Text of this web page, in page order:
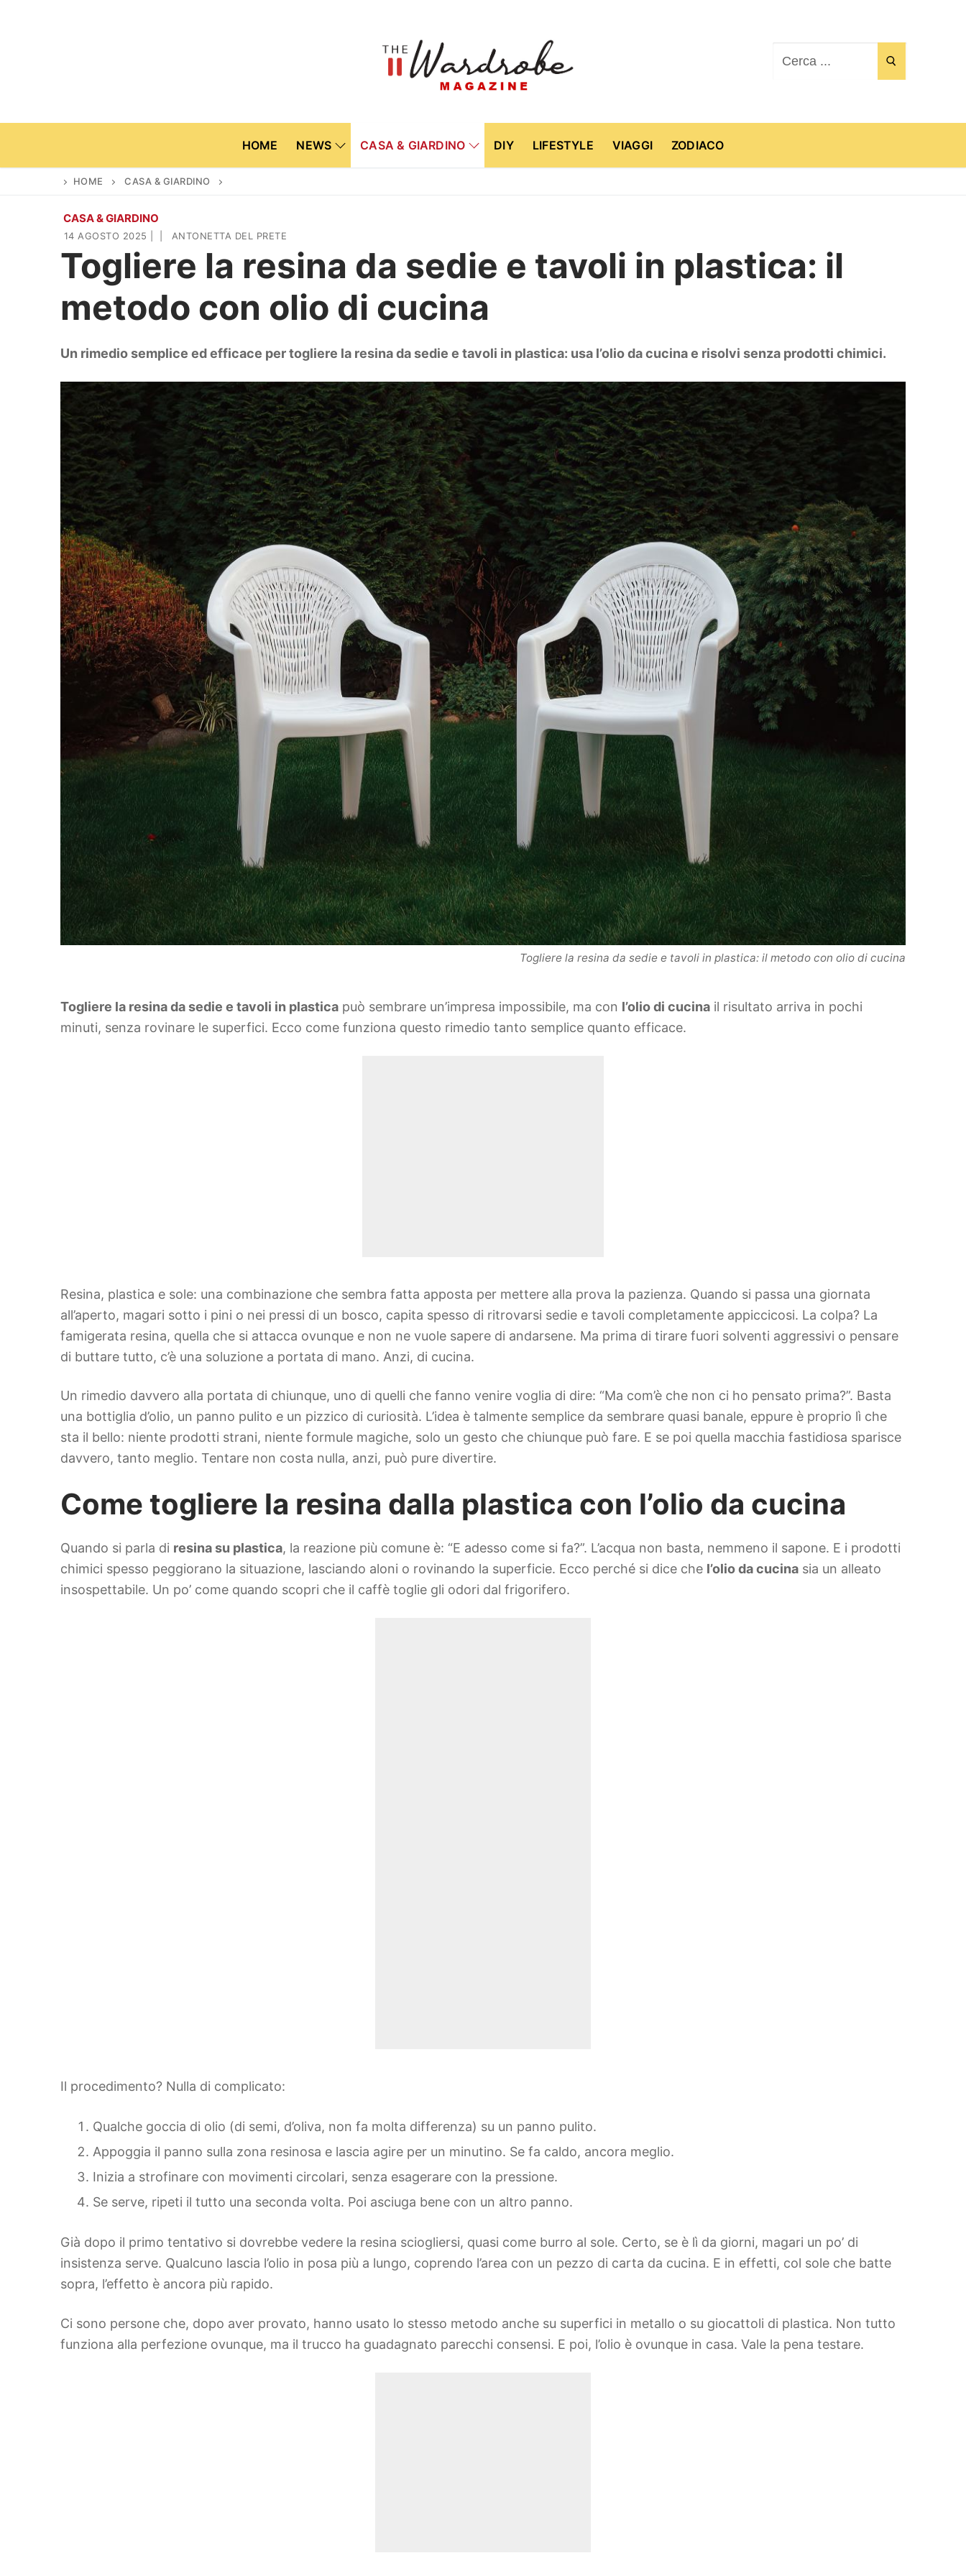
HOME NEWS CASA & GIARDINO DIY LIFESTYLE VIAGGI ZODIACO
Home
News
Piante e fiori
Lifestyle
Viaggi
Zodiaco
HOME CASA & GIARDINO
CASA & GIARDINO
14 AGOSTO 2025 ANTONETTA DEL PRETE
Togliere la resina da sedie e tavoli in plastica: il
metodo con olio di cucina
Un rimedio semplice ed efficace per togliere la resina da sedie e tavoli in plastica: usa l’olio da cucina e risolvi senza prodotti chimici.
Togliere la resina da sedie e tavoli in plastica: il metodo con olio di cucina
Togliere la resina da sedie e tavoli in plastica può sembrare un’impresa impossibile, ma con l’olio di cucina il risultato arriva in pochi
minuti, senza rovinare le superfici. Ecco come funziona questo rimedio tanto semplice quanto efficace.
Resina, plastica e sole: una combinazione che sembra fatta apposta per mettere alla prova la pazienza. Quando si passa una giornata
all’aperto, magari sotto i pini o nei pressi di un bosco, capita spesso di ritrovarsi sedie e tavoli completamente appiccicosi. La colpa? La
famigerata resina, quella che si attacca ovunque e non ne vuole sapere di andarsene. Ma prima di tirare fuori solventi aggressivi o pensare
di buttare tutto, c’è una soluzione a portata di mano. Anzi, di cucina.
Un rimedio davvero alla portata di chiunque, uno di quelli che fanno venire voglia di dire: “Ma com’è che non ci ho pensato prima?”. Basta
una bottiglia d’olio, un panno pulito e un pizzico di curiosità. L’idea è talmente semplice da sembrare quasi banale, eppure è proprio lì che
sta il bello: niente prodotti strani, niente formule magiche, solo un gesto che chiunque può fare. E se poi quella macchia fastidiosa sparisce
davvero, tanto meglio. Tentare non costa nulla, anzi, può pure divertire.
Come togliere la resina dalla plastica con l’olio da cucina
Quando si parla di resina su plastica, la reazione più comune è: “E adesso come si fa?”. L’acqua non basta, nemmeno il sapone. E i prodotti
chimici spesso peggiorano la situazione, lasciando aloni o rovinando la superficie. Ecco perché si dice che l’olio da cucina sia un alleato
insospettabile. Un po’ come quando scopri che il caffè toglie gli odori dal frigorifero.
Il procedimento? Nulla di complicato:
Qualche goccia di olio (di semi, d’oliva, non fa molta differenza) su un panno pulito.
Appoggia il panno sulla zona resinosa e lascia agire per un minutino. Se fa caldo, ancora meglio.
Inizia a strofinare con movimenti circolari, senza esagerare con la pressione.
Se serve, ripeti il tutto una seconda volta. Poi asciuga bene con un altro panno.
Già dopo il primo tentativo si dovrebbe vedere la resina sciogliersi, quasi come burro al sole. Certo, se è lì da giorni, magari un po’ di
insistenza serve. Qualcuno lascia l’olio in posa più a lungo, coprendo l’area con un pezzo di carta da cucina. E in effetti, col sole che batte
sopra, l’effetto è ancora più rapido.
Ci sono persone che, dopo aver provato, hanno usato lo stesso metodo anche su superfici in metallo o su giocattoli di plastica. Non tutto
funziona alla perfezione ovunque, ma il trucco ha guadagnato parecchi consensi. E poi, l’olio è ovunque in casa. Vale la pena testare.